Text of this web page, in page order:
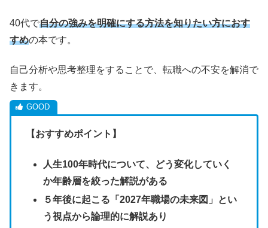
40代で自分の強みを明確にする方法を知りたい方におす
すめの本です。
自己分析や思考整理をすることで、転職への不安を解消で
きます。
【おすすめポイント】
人生100年時代について、どう変化していく
か年齢層を絞った解説がある
５年後に起こる「2027年職場の未来図」とい
う視点から論理的に解説あり